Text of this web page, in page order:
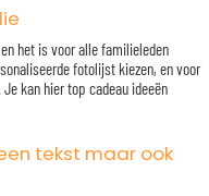
het is voor alle familieleden
fotolijst kiezen, en voor
kan hier top cadeau ideeën
tekst maar ook